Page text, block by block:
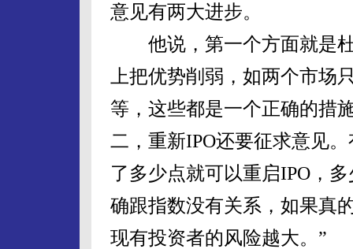
意见有两大进步。
他说，第一个方面就是杜
上把优势削弱，如两个市场
等，这些都是一个正确的措
二，重新IPO还要征求意见
了多少点就可以重启IPO，
确跟指数没有关系，如果真
现有投资者的风险越大。”